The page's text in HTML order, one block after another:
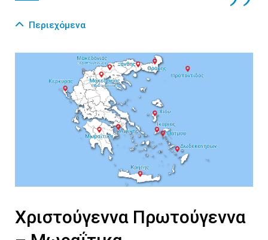
Περιεχόμενα
Χριστούγεννα Πρωτούγεννα